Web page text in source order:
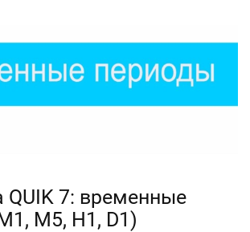
QUIK 7: временные
М5, H1, D1)